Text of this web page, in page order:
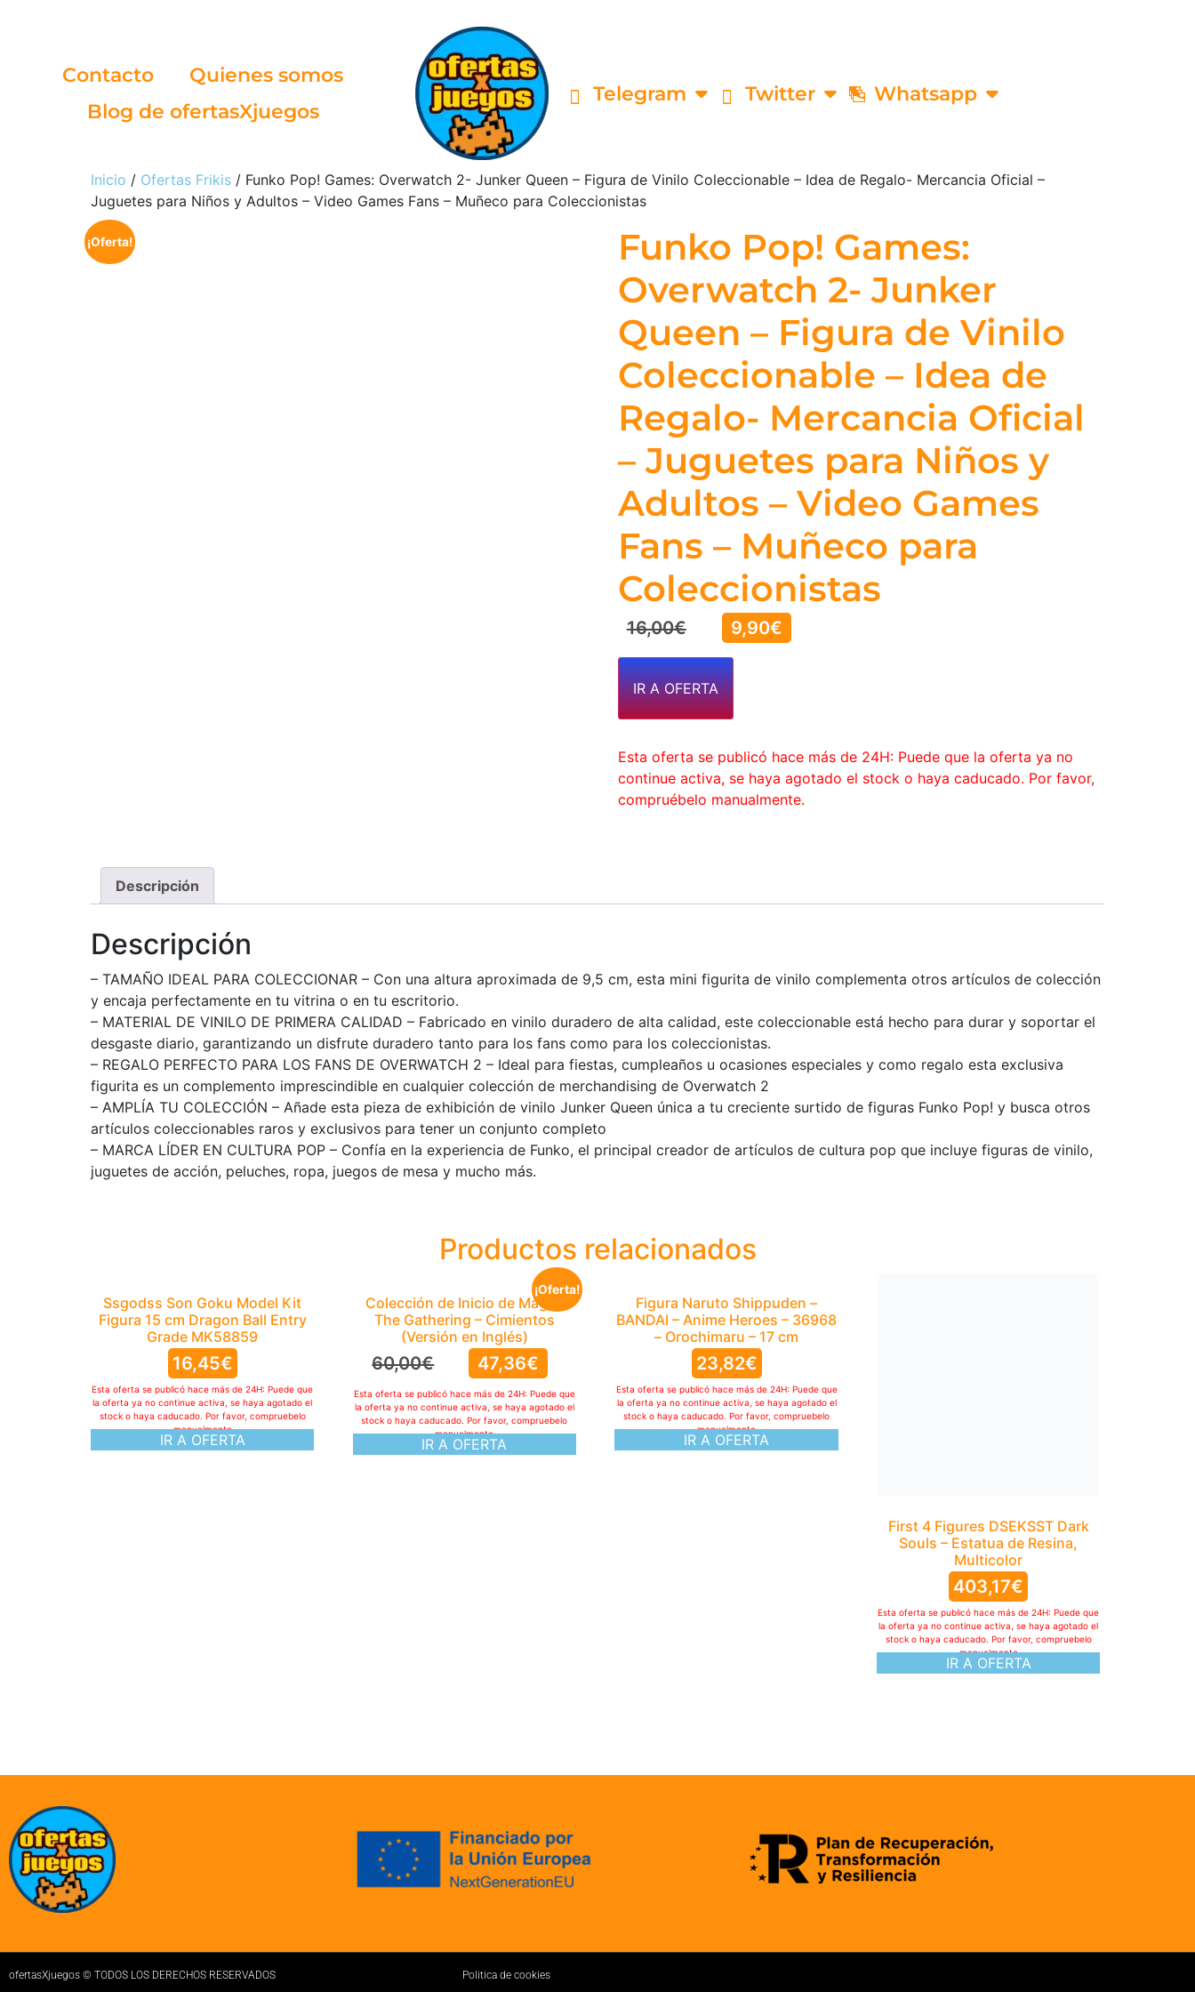
Contacto
Quienes somos
Blog de ofertasXjuegos
Telegram Twitter Whatsapp
Inicio / Ofertas Frikis / Funko Pop! Games: Overwatch 2- Junker Queen – Figura de Vinilo Coleccionable – Idea de Regalo- Mercancia Oficial –
Juguetes para Niños y Adultos – Video Games Fans – Muñeco para Coleccionistas
¡Oferta!
Funko Pop! Games:
Overwatch 2- Junker
Queen – Figura de Vinilo
Coleccionable – Idea de
Regalo- Mercancia Oficial
– Juguetes para Niños y
Adultos – Video Games
Fans – Muñeco para
Coleccionistas
16,00€ 9,90€
IR A OFERTA
Esta oferta se publicó hace más de 24H: Puede que la oferta ya no
continue activa, se haya agotado el stock o haya caducado. Por favor,
compruébelo manualmente.
Descripción
Descripción
– TAMAÑO IDEAL PARA COLECCIONAR – Con una altura aproximada de 9,5 cm, esta mini figurita de vinilo complementa otros artículos de colección
y encaja perfectamente en tu vitrina o en tu escritorio.
– MATERIAL DE VINILO DE PRIMERA CALIDAD – Fabricado en vinilo duradero de alta calidad, este coleccionable está hecho para durar y soportar el
desgaste diario, garantizando un disfrute duradero tanto para los fans como para los coleccionistas.
– REGALO PERFECTO PARA LOS FANS DE OVERWATCH 2 – Ideal para fiestas, cumpleaños u ocasiones especiales y como regalo esta exclusiva
figurita es un complemento imprescindible en cualquier colección de merchandising de Overwatch 2
– AMPLÍA TU COLECCIÓN – Añade esta pieza de exhibición de vinilo Junker Queen única a tu creciente surtido de figuras Funko Pop! y busca otros
artículos coleccionables raros y exclusivos para tener un conjunto completo
– MARCA LÍDER EN CULTURA POP – Confía en la experiencia de Funko, el principal creador de artículos de cultura pop que incluye figuras de vinilo,
juguetes de acción, peluches, ropa, juegos de mesa y mucho más.
Productos relacionados
Ssgodss Son Goku Model Kit
Figura 15 cm Dragon Ball Entry
Grade MK58859
16,45€
IR A OFERTA
Esta oferta se publicó hace más de 24H: Puede que
la oferta ya no continue activa, se haya agotado el
stock o haya caducado. Por favor, compruebelo
manualmente
¡Oferta!
Colección de Inicio de Magic:
The Gathering – Cimientos
(Versión en Inglés)
60,00€ 47,36€
IR A OFERTA
Esta oferta se publicó hace más de 24H: Puede que
la oferta ya no continue activa, se haya agotado el
stock o haya caducado. Por favor, compruebelo
manualmente
Figura Naruto Shippuden –
BANDAI – Anime Heroes – 36968
– Orochimaru – 17 cm
23,82€
IR A OFERTA
Esta oferta se publicó hace más de 24H: Puede que
la oferta ya no continue activa, se haya agotado el
stock o haya caducado. Por favor, compruebelo
manualmente
First 4 Figures DSEKSST Dark
Souls – Estatua de Resina,
Multicolor
403,17€
IR A OFERTA
Esta oferta se publicó hace más de 24H: Puede que
la oferta ya no continue activa, se haya agotado el
stock o haya caducado. Por favor, compruebelo
manualmente
ofertasXjuegos © TODOS LOS DERECHOS RESERVADOS Politica de cookies